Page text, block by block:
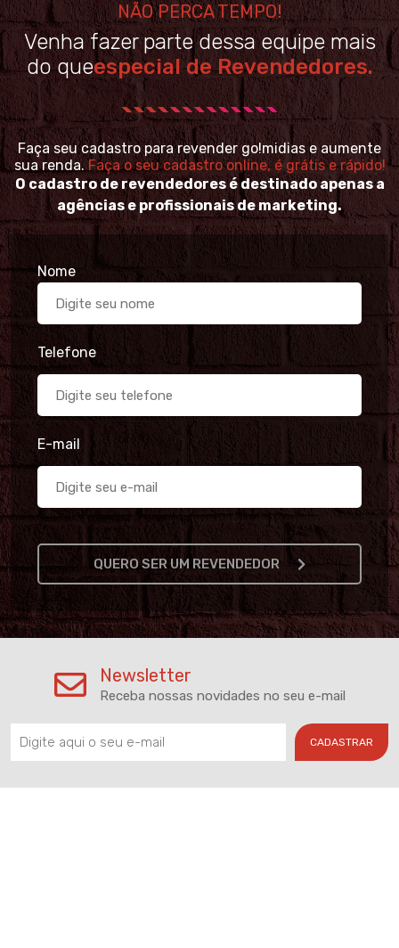
NÃO PERCA TEMPO!
Venha fazer parte dessa equipe mais
do queespecial de Revendedores.
Faça seu cadastro para revender go!midias e aumente
sua renda.Faça o seu cadastro online, é grátis e rápido!
O cadastro de revendedores é destinado apenas a
agências e profissionais de marketing.
Nome
Telefone
E-mail
QUERO SER UM REVENDEDOR
Newsletter
Receba nossas novidades no seu e-mail
CADASTRAR